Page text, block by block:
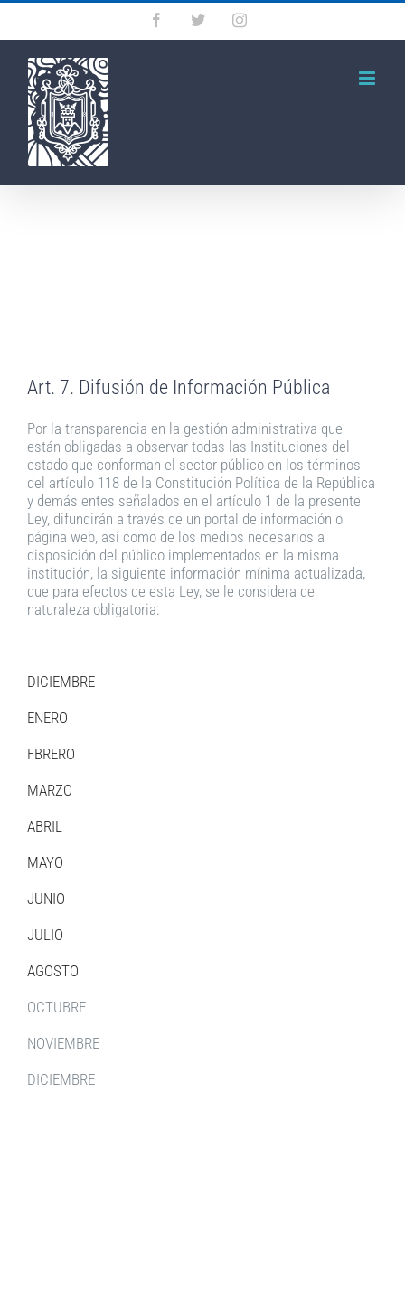
Saltar
contenido
FacebookTwitterInstagram
Art. 7. Difusión de Información Pública
Por la transparencia en la gestión administrativa que
están obligadas a observar todas las Instituciones del
estado que conforman el sector público en los términos
del artículo 118 de la Constitución Política de la República
y demás entes señalados en el artículo 1 de la presente
Ley, difundirán a través de un portal de información o
página web, así como de los medios necesarios a
disposición del público implementados en la misma
institución, la siguiente información mínima actualizada,
que para efectos de esta Ley, se le considera de
naturaleza obligatoria:
DICIEMBRE
ENERO
FBRERO
MARZO
ABRIL
MAYO
JUNIO
JULIO
AGOSTO
OCTUBRE
NOVIEMBRE
DICIEMBRE